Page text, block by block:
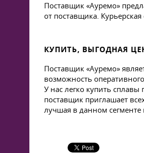
Поставщик «Ауремо»
от поставщика.
КУПИТЬ, ВЫГОДНАЯ
Поставщик «Ауремо»
возможность
У нас легко купить
поставщик приглашает
лучшая в данном